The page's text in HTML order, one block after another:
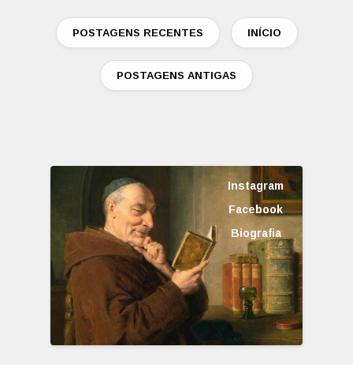
POSTAGENS RECENTES INÍCIO
POSTAGENS ANTIGAS
Instagram
Facebook
Biografia